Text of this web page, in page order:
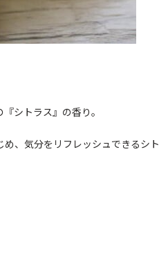
シトラス』の香り。
、気分をリフレッシュできるシト